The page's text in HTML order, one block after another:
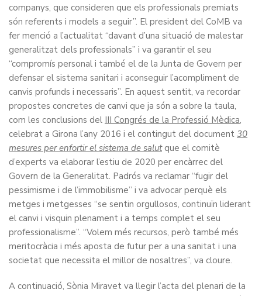
companys, que consideren que els professionals premiats
són referents i models a seguir”. El president del CoMB va
fer menció a l’actualitat “davant d’una situació de malestar
generalitzat dels professionals” i va garantir el seu
“compromís personal i també el de la Junta de Govern per
defensar el sistema sanitari i aconseguir l’acompliment de
canvis profunds i necessaris”. En aquest sentit, va recordar
propostes concretes de canvi que ja són a sobre la taula,
com les conclusions del III Congrés de la Professió Mèdica,
celebrat a Girona l’any 2016 i el contingut del document 30
mesures per enfortir el sistema de salutque el comitè
d’experts va elaborar l’estiu de 2020 per encàrrec del
Govern de la Generalitat. Padrós va reclamar “fugir del
pessimisme i de l’immobilisme” i va advocar perquè els
metges i metgesses “se sentin orgullosos, continuïn liderant
el canvi i visquin plenament i a temps complet el seu
professionalisme”. “Volem més recursos, però també més
meritocràcia i més aposta de futur per a una sanitat i una
societat que necessita el millor de nosaltres”, va cloure.
A continuació, Sònia Miravet va llegir l’acta del plenari de la